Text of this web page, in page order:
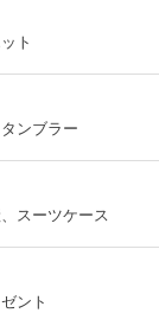
ト
ンブラー
スーツケース
ント